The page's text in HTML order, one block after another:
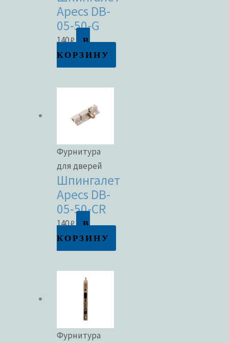
Apecs DB-
05-50-G
140₽
В
КОРЗИНУ
Фурнитура
для дверей
Шпингалет
Apecs DB-
05-50-CR
140₽
В
КОРЗИНУ
Фурнитура